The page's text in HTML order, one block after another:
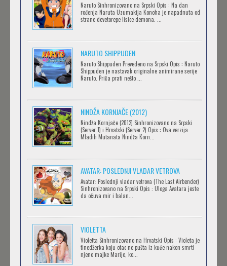
.HACK//LIMINALITY
Feb 12 2023 |Gledaj »
SOVA I EKIPA
Feb 12 2023 |Gledaj »
BLOODIVORES
Feb 12 2023 |Gledaj »
AVANTURE KIDA OPASNOST
Feb 12 2023 |Gledaj »
IPAK SE OKREĆE (GALILEO: EPPUR SI MUOVE)
OBLUTAK
Naruto Sinhronizovano na Srpski Opis : Na dan
rođenja Naruta Uzumakija Konoha je napadnuta od
strane devetorepe lisice demona. ...
NARUTO SHIPPUDEN
Naruto Shippuden Prevedeno na Srpski Opis : Naruto
Shippuden je nastavak originalne animirane serije
Naruto. Priča prati nešto ...
NINDŽA KORNJAČE (2012)
Nindža Kornjače (2012) Sinhronizovano na Srpski
(Server 1) i Hrvatski (Server 2) Opis : Ova verzija
Mladih Mutanata Nindža Korn...
AVATAR: POSLEDNJI VLADAR VETROVA
Avatar: Poslednji vladar vetrova (The Last Airbender)
Sinhronizovano na Srpski Opis : Uloga Avatara jeste
da očuva mir i balan...
VIOLETTA
Violetta Sinhronizovano na Hrvatski Opis : Violeta je
tinedžerka koju otac ne pušta iz kuće nakon smrti
njene majke Marije, ko...